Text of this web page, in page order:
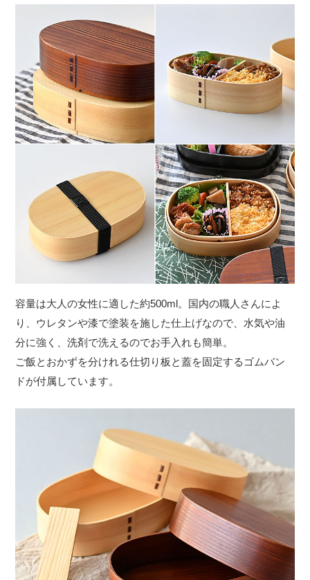
容量は大人の女性に適した約500ml。国内の職人さんによ
り、ウレタンや漆で塗装を施した仕上げなので、水気や油
分に強く、洗剤で洗えるのでお手入れも簡単。
ご飯とおかずを分けれる仕切り板と蓋を固定するゴムバン
ドが付属しています。